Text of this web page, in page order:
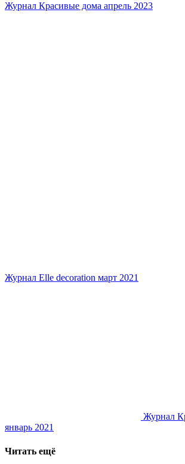
Журнал Красивые дома апрель 2023
Журнал Elle decoration март 2021
Журнал
январь 2021
Читать ещё